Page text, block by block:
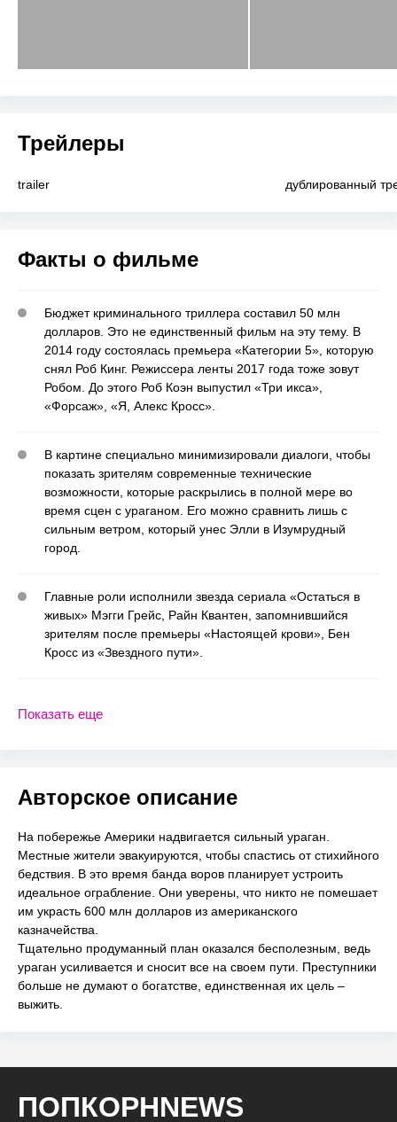
Трейлеры
trailer дублированный
Факты о фильме
Бюджет криминального триллера составил 50 млн
долларов. Это не единственный фильм на эту тему. В
2014 году состоялась премьера «Категории 5», которую
снял Роб Кинг. Режиссера ленты 2017 года тоже зовут
Робом. До этого Роб Коэн выпустил «Три икса»,
«Форсаж», «Я, Алекс Кросс».
В картине специально минимизировали диалоги, чтобы
показать зрителям современные технические
возможности, которые раскрылись в полной мере во
время сцен с ураганом. Его можно сравнить лишь с
сильным ветром, который унес Элли в Изумрудный
город.
Главные роли исполнили звезда сериала «Остаться в
живых» Мэгги Грейс, Райн Квантен, запомнившийся
зрителям после премьеры «Настоящей крови», Бен
Кросс из «Звездного пути».
Показать еще
Авторское описание
На побережье Америки надвигается сильный ураган.
Местные жители эвакуируются, чтобы спастись от стихийного
бедствия. В это время банда воров планирует устроить
идеальное ограбление. Они уверены, что никто не помешает
им украсть 600 млн долларов из американского
казначейства.
Тщательно продуманный план оказался бесполезным, ведь
ураган усиливается и сносит все на своем пути. Преступники
больше не думают о богатстве, единственная их цель ‒
выжить.
ПОПКОРНNEWS